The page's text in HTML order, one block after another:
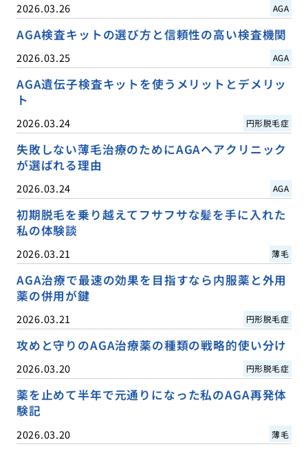
2026.03.26 AGA
AGA検査キットの選び方と信頼性の高い検査機関
2026.03.25 AGA
AGA遺伝子検査キットを使うメリットとデメリッ
ト
2026.03.24 円形脱毛症
失敗しない薄毛治療のためにAGAヘアクリニック
が選ばれる理由
2026.03.24 AGA
初期脱毛を乗り越えてフサフサな髪を手に入れた
私の体験談
2026.03.21 薄毛
AGA治療で最速の効果を目指すなら内服薬と外用
薬の併用が鍵
2026.03.21 円形脱毛症
攻めと守りのAGA治療薬の種類の戦略的使い分け
2026.03.20 円形脱毛症
薬を止めて半年で元通りになった私のAGA再発体
験記
2026.03.20 薄毛